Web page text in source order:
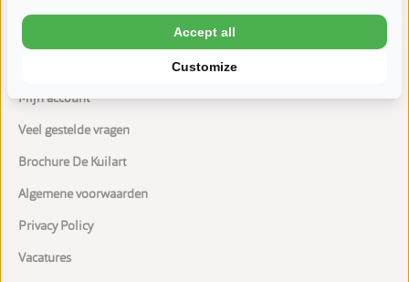
Mijn account
Veel gestelde vragen
Brochure De Kuilart
Algemene voorwaarden
Privacy Policy
Vacatures
Customize
Accept all